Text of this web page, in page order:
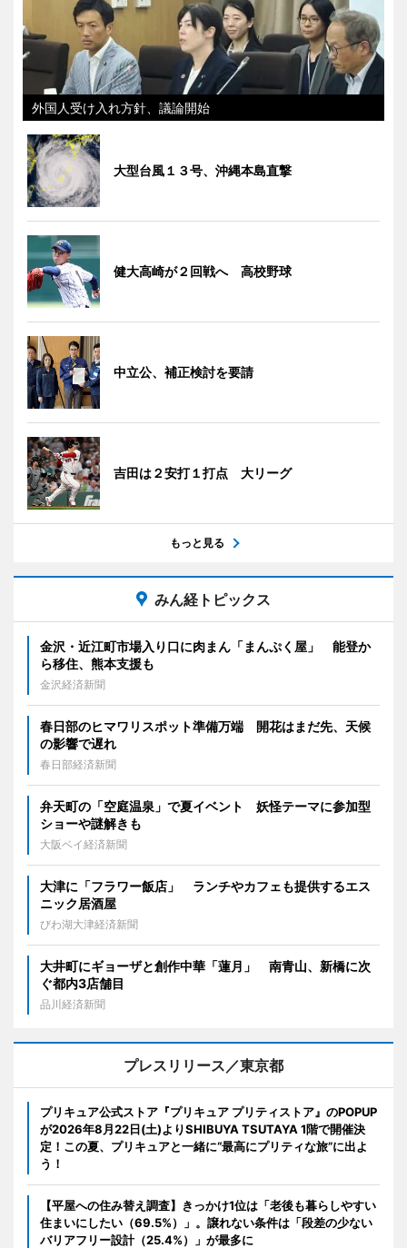
外国人受け入れ方針、議論開始
大型台風１３号、沖縄本島直撃
健大高崎が２回戦へ 高校野球
中立公、補正検討を要請
吉田は２安打１打点 大リーグ
もっと見る
みん経トピックス
金沢・近江町市場入り口に肉まん「まんぷく屋」 能登か
ら移住、熊本支援も
金沢経済新聞
春日部のヒマワリスポット準備万端 開花はまだ先、天候
の影響で遅れ
春日部経済新聞
弁天町の「空庭温泉」で夏イベント 妖怪テーマに参加型
ショーや謎解きも
大阪ベイ経済新聞
大津に「フラワー飯店」 ランチやカフェも提供するエス
ニック居酒屋
びわ湖大津経済新聞
大井町にギョーザと創作中華「蓮月」 南青山、新橋に次
ぐ都内3店舗目
品川経済新聞
プレスリリース／東京都
プリキュア公式ストア『プリキュア プリティストア』のPOPUP
が2026年8月22日(土)よりSHIBUYA TSUTAYA 1階で開催決
定！この夏、プリキュアと一緒に“最高にプリティな旅”に出よ
う！
【平屋への住み替え調査】きっかけ1位は「老後も暮らしやすい
住まいにしたい（69.5%）」。譲れない条件は「段差の少ない
バリアフリー設計（25.4%）」が最多に